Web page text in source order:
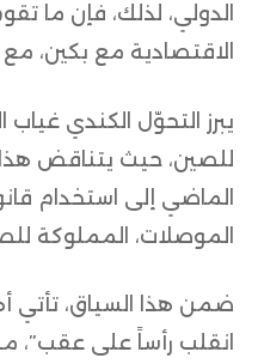
الدولي، لذلك، فإن ما
الاقتصادية مع بكين،
يبرز التحوّل الكندي
للصين، حيث يتناقض هذا
الماضي إلى استخدام
الموصلات، المملوكة
ضمن هذا السياق، تأتي
انقلب رأساً على عقب”،